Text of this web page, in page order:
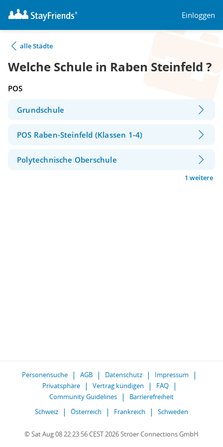
Einloggen
alle Städte
Welche Schule in Raben Steinfeld ?
POS
Grundschule
POS Raben-Steinfeld (Klassen 1-4)
Polytechnische Oberschule
1 weitere
Personensuche AGB Datenschutz
Impressum
Privatsphäre
Vertrag kündigen
FAQ
Community Guidelines
Barrierefreiheit
Schweiz
Österreich Frankreich Schweden
© Sat Aug 08 22:23:56 CEST 2026 Ströer Connections GmbH